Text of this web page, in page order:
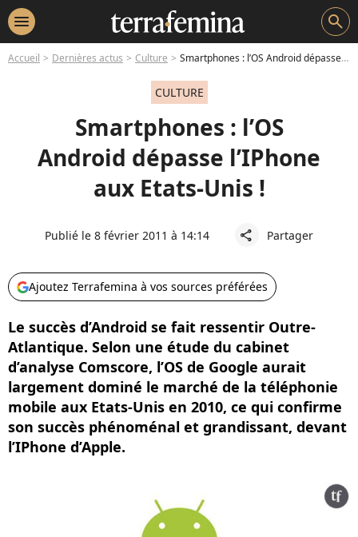
menu search
Accueil Dernières actus Culture Smartphones : l’OS Android dépasse l’IPhone aux Etats-Unis !
CULTURE
Smartphones : l’OS
Android dépasse l’IPhone
aux Etats-Unis !
Publié le 8 février 2011 à 14:14 share Partager
Ajoutez Terrafemina à vos sources préférées
Le succès d’Android se fait ressentir Outre-
Atlantique. Selon une étude du cabinet
d’analyse Comscore, l’OS de Google aurait
largement dominé le marché de la téléphonie
mobile aux Etats-Unis en 2010, ce qui confirme
son succès phénoménal et grandissant, devant
l’IPhone d’Apple.